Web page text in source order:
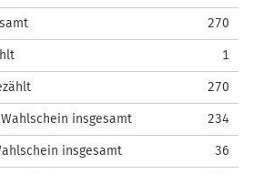
270
1
270
insgesamt 234
insgesamt 36